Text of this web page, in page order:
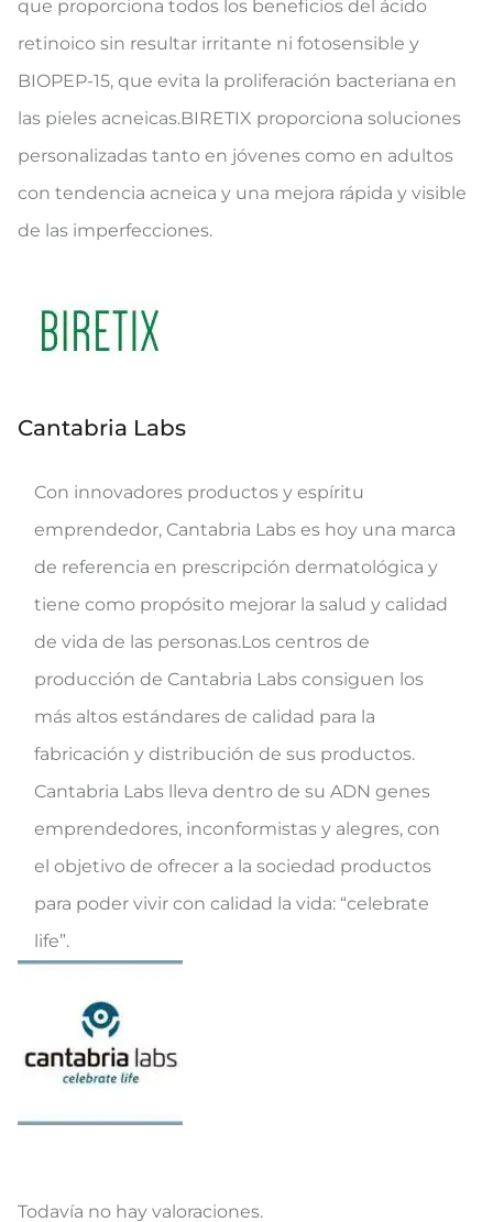
que proporciona todos los beneficios del ácido
retinoico sin resultar irritante ni fotosensible y
BIOPEP-15, que evita la proliferación bacteriana en
las pieles acneicas.BIRETIX proporciona soluciones
personalizadas tanto en jóvenes como en adultos
con tendencia acneica y una mejora rápida y visible
de las imperfecciones.
Cantabria Labs
Con innovadores productos y espíritu
emprendedor, Cantabria Labs es hoy una marca
de referencia en prescripción dermatológica y
tiene como propósito mejorar la salud y calidad
de vida de las personas.Los centros de
producción de Cantabria Labs consiguen los
más altos estándares de calidad para la
fabricación y distribución de sus productos.
Cantabria Labs lleva dentro de su ADN genes
emprendedores, inconformistas y alegres, con
el objetivo de ofrecer a la sociedad productos
para poder vivir con calidad la vida: “celebrate
life”.
Todavía no hay valoraciones.